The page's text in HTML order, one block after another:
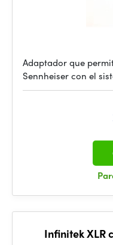
Adaptador que
Sennheiser con el
Infinitek XLR